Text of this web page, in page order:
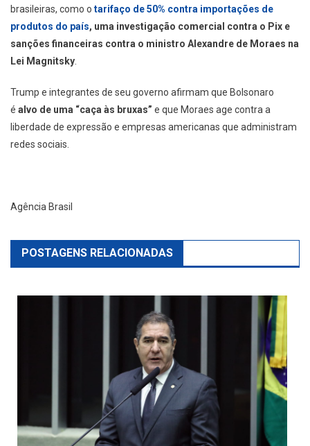
brasileiras, como o tarifaço de 50% contra importações de
produtos do país, uma investigação comercial contra o Pix e
sanções financeiras contra o ministro Alexandre de Moraes na
Lei Magnitsky
Trump e integrantes de seu governo afirmam que Bolsonaro
é alvo de uma “caça às bruxas” e que Moraes age contra a
liberdade de expressão e empresas americanas que administram
redes sociais.
Agência Brasil
POSTAGENS RELACIONADAS